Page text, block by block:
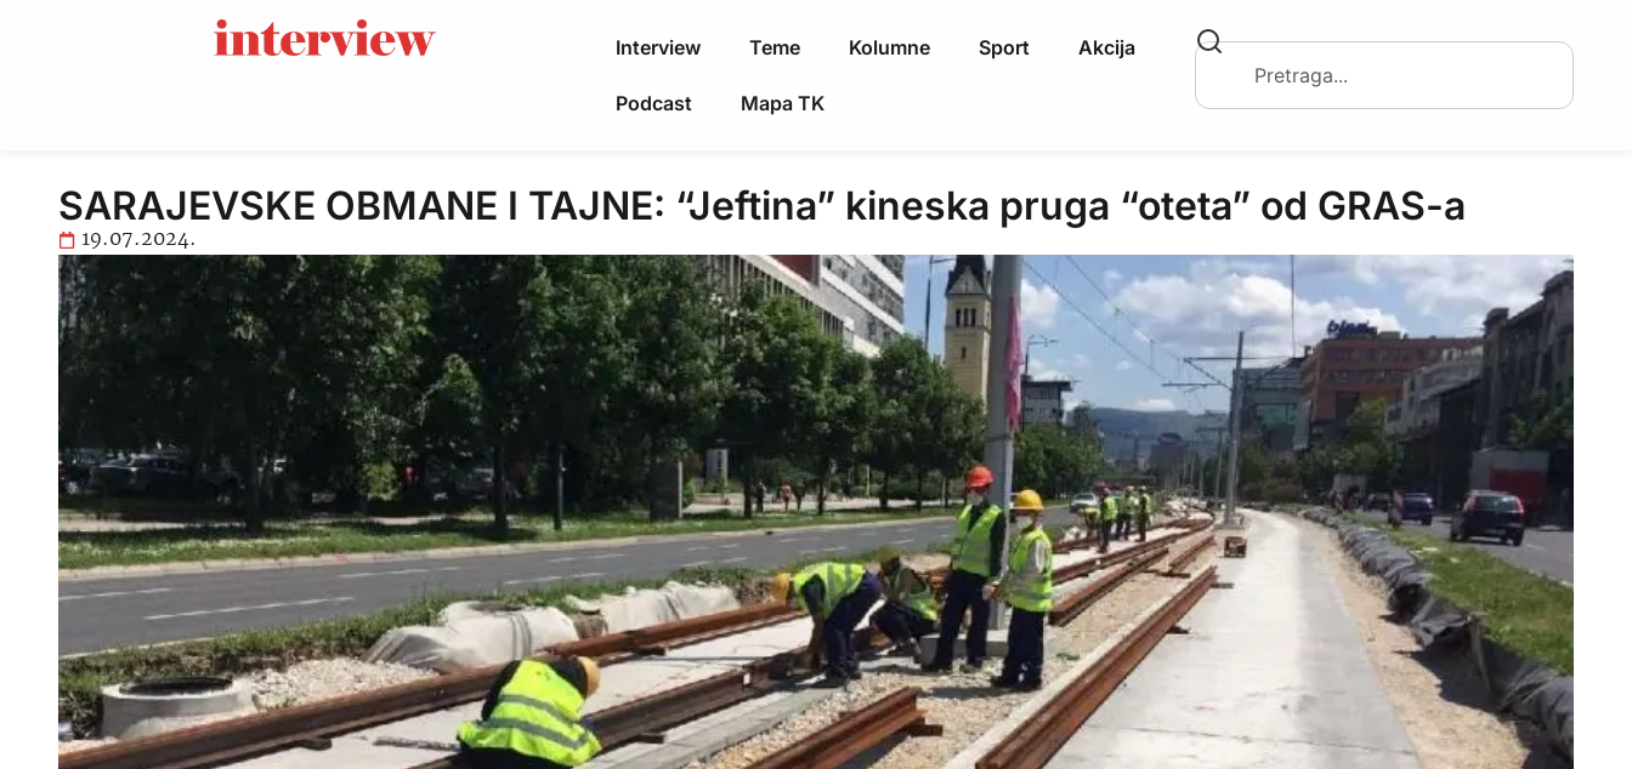
Interview Teme Kolumne Sport Akcija
Podcast Mapa TK
SARAJEVSKE OBMANE I TAJNE: “Jeftina” kineska pruga “oteta” od GRAS-a
19.07.2024.